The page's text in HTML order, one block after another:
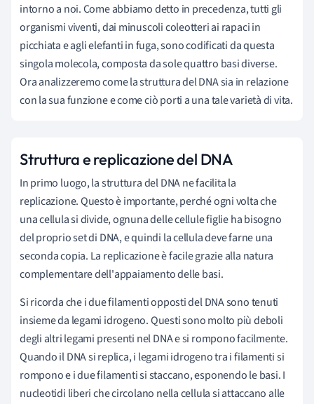
intorno a noi. Come abbiamo detto in precedenza, tutti gli
organismi viventi, dai minuscoli coleotteri ai rapaci in
picchiata e agli elefanti in fuga, sono codificati da questa
singola molecola, composta da sole quattro basi diverse.
Ora analizzeremo come la struttura del DNA sia in relazione
con la sua funzione e come ciò porti a una tale varietà di vita.
Struttura e replicazione del DNA
In primo luogo, la struttura del DNA ne facilita la
replicazione. Questo è importante, perché ogni volta che
una cellula si divide, ognuna delle cellule figlie ha bisogno
del proprio set di DNA, e quindi la cellula deve farne una
seconda copia. La replicazione è facile grazie alla natura
complementare dell'appaiamento delle basi.
Si ricorda che i due filamenti opposti del DNA sono tenuti
insieme da legami idrogeno. Questi sono molto più deboli
degli altri legami presenti nel DNA e si rompono facilmente.
Quando il DNA si replica, i legami idrogeno tra i filamenti si
rompono e i due filamenti si staccano, esponendo le basi. I
nucleotidi liberi che circolano nella cellula si attaccano alle